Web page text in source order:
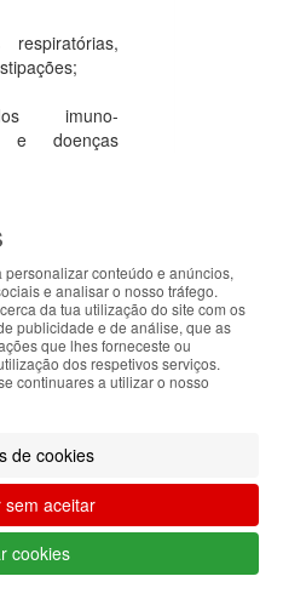
imuno-
e doenças
por vírus,
about your visit using
of the
social networks and
you accept the use of
see our
You can configure your
Accepted
conteúdo e anúncios,
e analisar o nosso tráfego.
da tua utilização do site com os
publicidade e de análise, que as
que lhes forneceste ou
dos respetivos serviços.
continuares a utilizar o nosso
de cookies
sem aceitar
cookies